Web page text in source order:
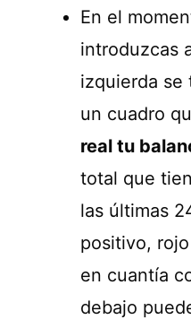
En el
introduzcas
izquierda se
un cuadro
real tu
total que
las últimas
positivo,
en cuantía
debajo